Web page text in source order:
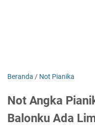
Beranda / Not Pianika
Not Angka
Balonku Ada